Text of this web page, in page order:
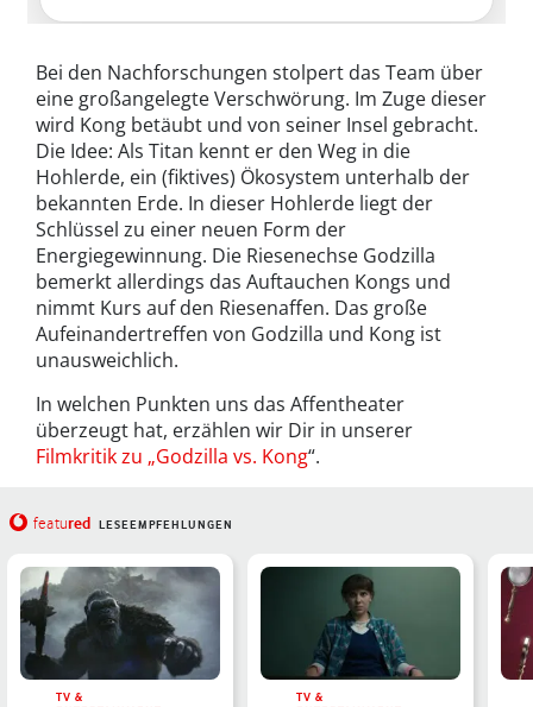
Bei den Nachforschungen stolpert das Team über
eine großangelegte Verschwörung. Im Zuge dieser
wird Kong betäubt und von seiner Insel gebracht.
Die Idee: Als Titan kennt er den Weg in die
Hohlerde, ein (fiktives) Ökosystem unterhalb der
bekannten Erde. In dieser Hohlerde liegt der
Schlüssel zu einer neuen Form der
Energiegewinnung. Die Riesenechse Godzilla
bemerkt allerdings das Auftauchen Kongs und
nimmt Kurs auf den Riesenaffen. Das große
Aufeinandertreffen von Godzilla und Kong ist
unausweichlich.
In welchen Punkten uns das Affentheater
überzeugt hat, erzählen wir Dir in unserer
Filmkritik zu „Godzilla vs. Kong“.
featured LESEEMPFEHLUNGEN
TV &
TV &